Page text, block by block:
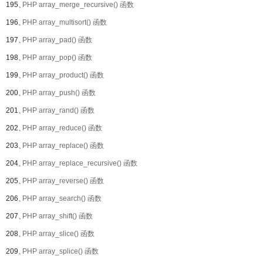
195、PHP array_merge_recursive() 函数
196、PHP array_multisort() 函数
197、PHP array_pad() 函数
198、PHP array_pop() 函数
199、PHP array_product() 函数
200、PHP array_push() 函数
201、PHP array_rand() 函数
202、PHP array_reduce() 函数
203、PHP array_replace() 函数
204、PHP array_replace_recursive() 函数
205、PHP array_reverse() 函数
206、PHP array_search() 函数
207、PHP array_shift() 函数
208、PHP array_slice() 函数
209、PHP array_splice() 函数